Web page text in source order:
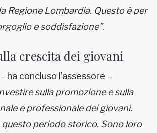
Regione Lombardia. Questo è per
e soddisfazione”.
crescita dei giovani
ha concluso l’assessore –
sulla promozione e sulla
e professionale dei giovani.
periodo storico. Sono loro